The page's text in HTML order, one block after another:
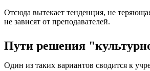
Отсюда вытекает тенденция, не
не зависят от преподавателей.
Пути решения
Один из таких вариантов сводится к